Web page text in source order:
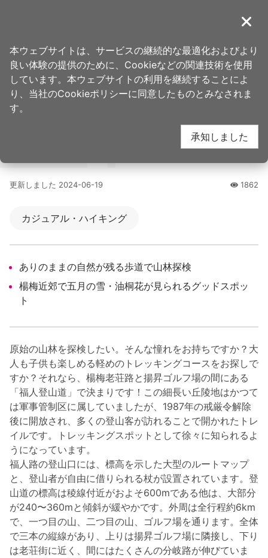
す
導覽
福人登山道 (福人登山
更新しました 2024-06-19
人氣
1862
カジュアル・ハイキング
ありのままの自然が残る歩道で山林探検
楊梅近郊で五月の雪・油桐花が見られるグッドスポッ
ト
原始の山林を探検したい。そんな憧れをお持ちですか？大
人も子供も楽しめる軽めのトレッキングコースをお探しで
すか？それなら、楊梅老荘路と揚昇ゴルフ場の間にある
「福人登山道」で決まりです！この細長い丘陵地はかつて
は軍事管制区に属していましたが、1987年の戒厳令解除
後に開放され、多くの登山客が訪れることで開かれたトレ
イルです。トレッキングスポットとして徐々に知られるよ
うになっています。
福人路の登山口には、標高を示した大型のルートマップ
と、登山者が自由に借りられる杖が設置されています。登
山道の標高は稜線付近がおよそ600mである他は、大部分
が240〜360mと傾斜が緩やかです。外周は全行程約6km
で、一つ目の山、二つ目の山、ゴルフ場を通ります。全体
で三本の縦線があり、上りは揚昇ゴルフ場に隣接し、下り
は老荘街に近く、間にはたくさんの分岐路が伸びていま
閉じ
本ウェブサイトは、サービスの継続的な最適化およびより
良い体験の提供のために、Cookieなどの関連技術を使用
しています。本ウェブサイトの利用を継続することによ
り、当社のCookieポリシーに同意したものとみなされま
す。
承知しました